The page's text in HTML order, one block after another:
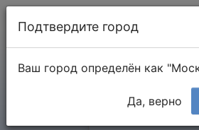
Подтвердите город
Ваш город определён как
Да, верно